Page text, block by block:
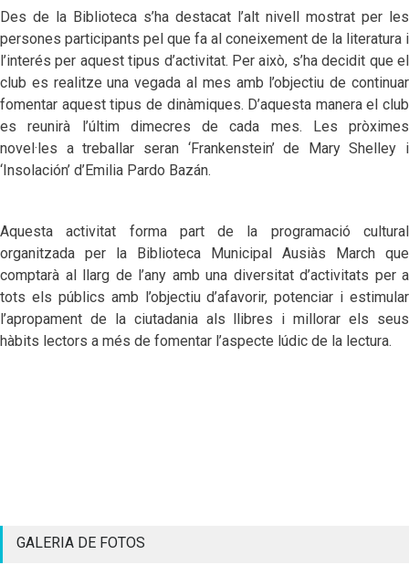
Des de la Biblioteca s’ha destacat l’alt nivell mostrat per les
persones participants pel que fa al coneixement de la literatura i
l’interés per aquest tipus d’activitat. Per això, s’ha decidit que el
club es realitze una vegada al mes amb l’objectiu de continuar
fomentar aquest tipus de dinàmiques. D’aquesta manera el club
es reunirà l’últim dimecres de cada mes. Les pròximes
novel·les a treballar seran ‘Frankenstein’ de Mary Shelley i
‘Insolación’ d’Emilia Pardo Bazán.
Aquesta activitat forma part de la programació cultural
organitzada per la Biblioteca Municipal Ausiàs March que
comptarà al llarg de l’any amb una diversitat d’activitats per a
tots els públics amb l’objectiu d’afavorir, potenciar i estimular
l’apropament de la ciutadania als llibres i millorar els seus
hàbits lectors a més de fomentar l’aspecte lúdic de la lectura.
GALERIA DE FOTOS